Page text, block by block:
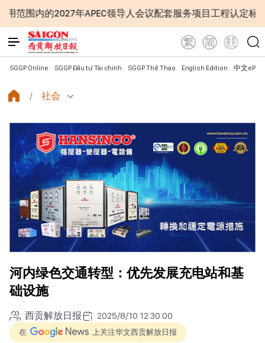
领导人会议配套服务项目工程认定标准 越南第十六
SGGP Online SGGP Đầu tư Tài chính SGGP Thể Thao English Edition 中文
社会
河内绿色交通转型：优先发展充电站和基
础设施
西贡解放日报 2025/8/10 12:30:00
在 上关注华文西贡解放日报